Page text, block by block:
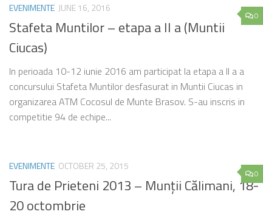
0
EVENIMENTE JUNE 16, 2016
Stafeta Muntilor – etapa a II a (Muntii
Ciucas)
In perioada 10-12 iunie 2016 am participat la etapa a II a a
concursului Stafeta Muntilor desfasurat in Muntii Ciucas in
organizarea ATM Cocosul de Munte Brasov. S-au inscris in
competitie 94 de echipe...
0
EVENIMENTE OCTOBER 25, 2015
Tura de Prieteni 2013 – Munţii Călimani, 18-
20 octombrie